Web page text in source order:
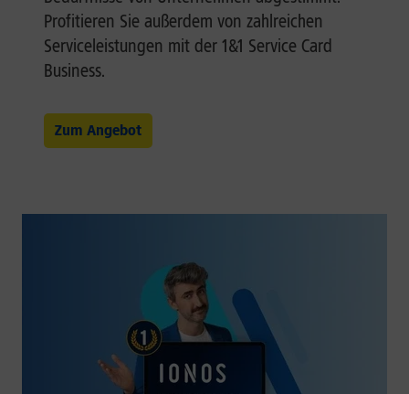
Profitieren Sie außerdem von zahlreichen
Serviceleistungen mit der 1&1 Service Card
Business.
Zum Angebot